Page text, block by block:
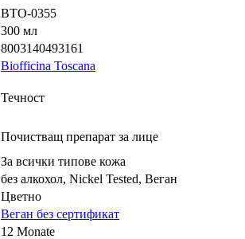
BTO-0355
300 мл
8003140493161
Biofficina Toscana
Течност
Почистващ препарат за лице
За всички типове кожа
без алкохол, Nickel Tested, Веган
Цветно
Веган без сертификат
12 Monate